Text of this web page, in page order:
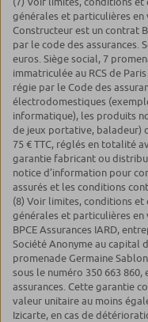
générales et particulières en
Constructeur est un contrat
par le code des assurances.
euros. Siège social, 7
immatriculée au RCS de
régie par le Code des
électrodomestiques
informatique), les produits
de jeux portative, baladeur)
75 € TTC, réglés en totalité
garantie fabricant ou
notice d’information pour
assurés et les conditions
(8) Voir limites, conditions
générales et particulières en
BPCE Assurances IARD,
Société Anonyme au capital
promenade Germaine
sous le numéro 350 663
assurances. Cette garantie
valeur unitaire au moins
Izicarte, en cas de